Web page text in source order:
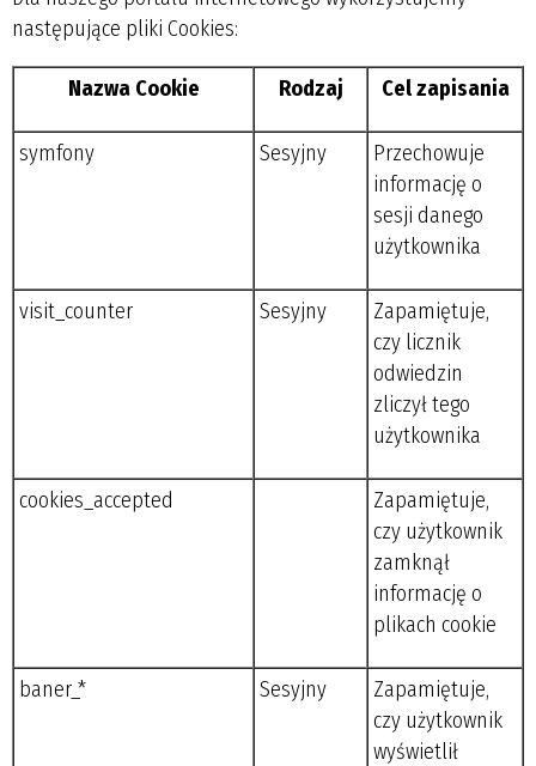
następujące pliki Cookies:
Nazwa Cookie Rodzaj Cel zapisania
symfony Sesyjny
Przechowuje
informację o
sesji danego
użytkownika
visit_counter Sesyjny
Zapamiętuje,
czy licznik
odwiedzin
zliczył tego
użytkownika
cookies_accepted
Zapamiętuje,
czy użytkownik
zamknął
informację o
plikach cookie
baner_* Sesyjny
Zapamiętuje,
czy użytkownik
wyświetlił